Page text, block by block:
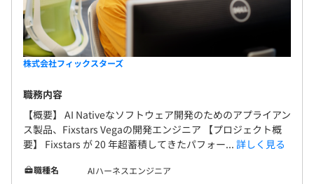
株式会社フィックスターズ
職務内容
【概要】 AI Nativeなソフトウェア開発のためのアプライアン
ス製品、Fixstars Vegaの開発エンジニア 【プロジェクト概
要】 Fixstars が 20 年超蓄積してきたパフォー... 詳しく見る
職種名
AIハーネスエンジニア